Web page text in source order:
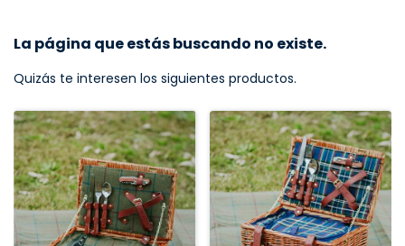
La página que estás buscando no existe.
Quizás te interesen los siguientes productos.